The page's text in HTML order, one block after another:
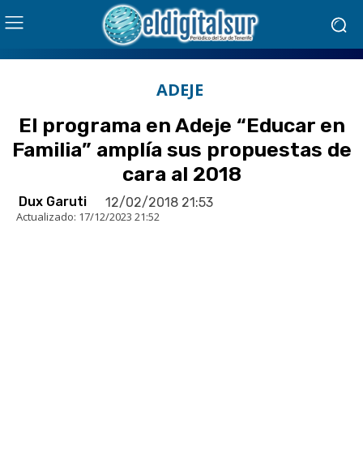
ADEJE
El programa en Adeje “Educar en
Familia” amplía sus propuestas de
cara al 2018
Dux Garuti 12/02/2018 21:53
Actualizado: 17/12/2023 21:52